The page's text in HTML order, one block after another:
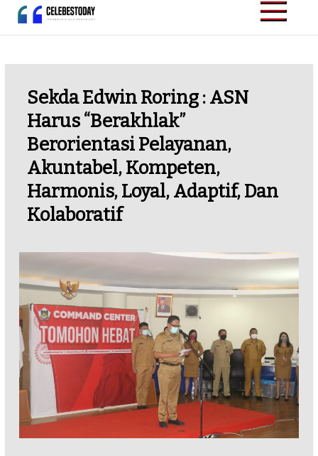
Skip
CELEBESTODAY.ID
Informatif dan
Sekda Edwin Roring : ASN
Harus “Berakhlak”
Berorientasi Pelayanan,
Akuntabel, Kompeten,
Harmonis, Loyal, Adaptif, Dan
Kolaboratif